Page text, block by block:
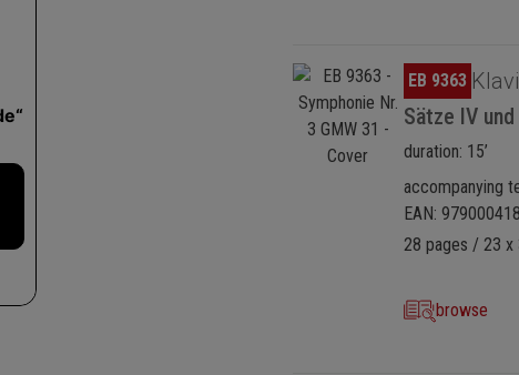
Omitir galería de imágenes
EB 9363
Sätze IV und
duration: 15’
accompanying
EAN:
28 pages / 23
browse